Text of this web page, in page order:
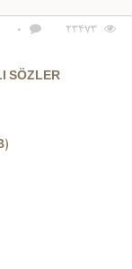
23473
0
SÖZLER